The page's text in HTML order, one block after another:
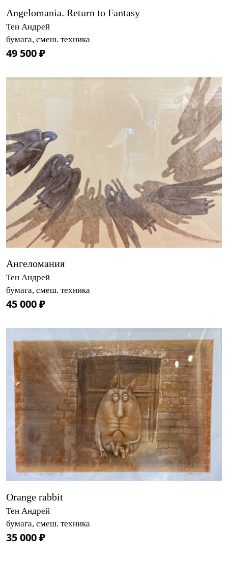
Angelomania. Return to Fantasy
Тен Андрей
бумага, смеш. техника
49 500 ₽
Ангеломания
Тен Андрей
бумага, смеш. техника
45 000 ₽
Orange rabbit
Тен Андрей
бумага, смеш. техника
35 000 ₽